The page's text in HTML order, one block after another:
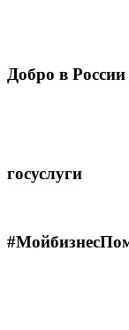
Добро в
госуслуги